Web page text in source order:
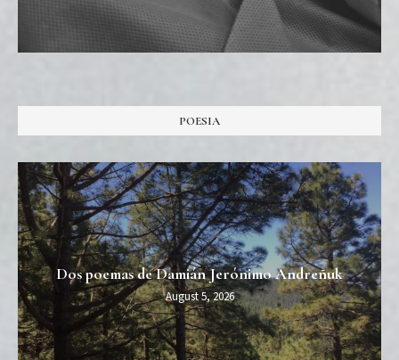
POESIA
Dos poemas de Damián Jerónimo Andreñuk
August 5, 2026